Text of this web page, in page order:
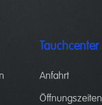
Tauchcenter
Anfahrt
Öffnungszeiten